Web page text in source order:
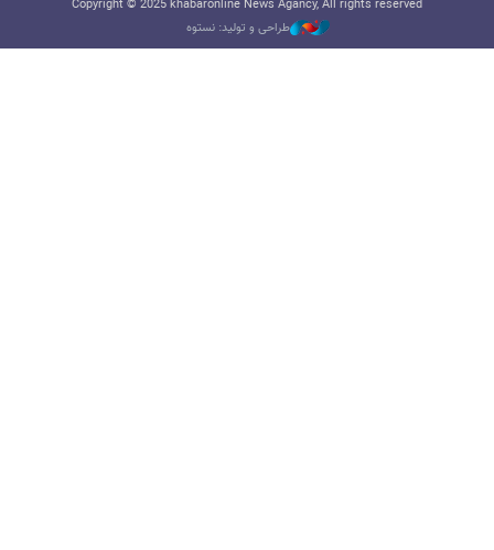
Copyright © 2025 khabaronline News Agancy, All rights reserved
طراحی و تولید: نستوه